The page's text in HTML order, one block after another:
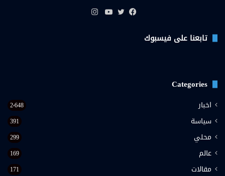
تابعنا على فيسبوك
Categories
اخبار 2٬648
سياسة 391
محلي 299
عالم 169
مقالات 171